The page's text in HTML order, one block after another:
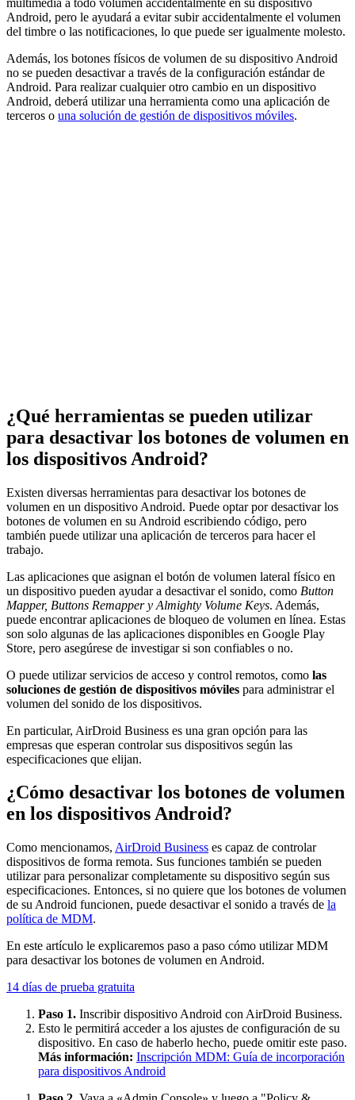
Android, pero le ayudará a evitar subir accidentalmente el volumen
del timbre o las notificaciones, lo que puede ser igualmente molesto.
Además, los botones físicos de volumen de su dispositivo Android
no se pueden desactivar a través de la configuración estándar de
Android. Para realizar cualquier otro cambio en un dispositivo
Android, deberá utilizar una herramienta como una aplicación de
terceros o una solución de gestión de dispositivos móviles.
¿Qué herramientas se pueden utilizar
para desactivar los botones de volumen en
los dispositivos Android?
Existen diversas herramientas para desactivar los botones de
volumen en un dispositivo Android. Puede optar por desactivar los
botones de volumen en su Android escribiendo código, pero
también puede utilizar una aplicación de terceros para hacer el
trabajo.
Las aplicaciones que asignan el botón de volumen lateral físico en
un dispositivo pueden ayudar a desactivar el sonido, como Button
Mapper, Buttons Remapper y Almighty Volume Keys. Además,
puede encontrar aplicaciones de bloqueo de volumen en línea. Estas
son solo algunas de las aplicaciones disponibles en Google Play
Store, pero asegúrese de investigar si son confiables o no.
O puede utilizar servicios de acceso y control remotos, como las
soluciones de gestión de dispositivos móviles para administrar el
volumen del sonido de los dispositivos.
En particular, AirDroid Business es una gran opción para las
empresas que esperan controlar sus dispositivos según las
especificaciones que elijan.
¿Cómo desactivar los botones de volumen
en los dispositivos Android?
Como mencionamos, AirDroid Business es capaz de controlar
dispositivos de forma remota. Sus funciones también se pueden
utilizar para personalizar completamente su dispositivo según sus
especificaciones. Entonces, si no quiere que los botones de volumen
de su Android funcionen, puede desactivar el sonido a través de la
política de MDM.
En este artículo le explicaremos paso a paso cómo utilizar MDM
para desactivar los botones de volumen en Android.
14 días de prueba gratuita
Paso 1. Inscribir dispositivo Android con AirDroid Business.
Esto le permitirá acceder a los ajustes de configuración de su
dispositivo. En caso de haberlo hecho, puede omitir este paso.
Más información: Inscripción MDM: Guía de incorporación
para dispositivos Android